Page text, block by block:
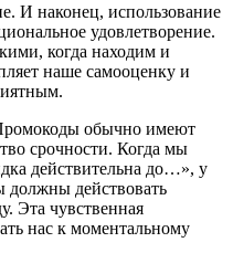
И наконец, использование
удовлетворение.
когда находим и
наше самооценку и
обычно имеют
срочности. Когда мы
действительна до…», у
должны действовать
Эта чувственная
нас к моментальному